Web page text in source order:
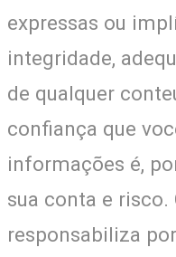
expressas ou
integridade,
de qualquer
confiança que
informações é,
sua conta e risco.
responsabiliza